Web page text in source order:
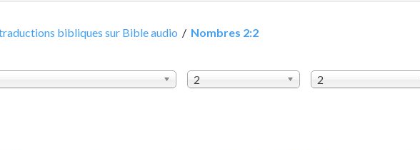
bibliques sur Bible audio / Nombres 2:2
2 2